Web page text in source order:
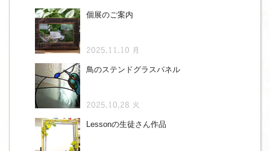
個展のご案内
2025.11.10 月
鳥のステンドグラスパネル
2025.10.28 火
Lessonの生徒さん作品